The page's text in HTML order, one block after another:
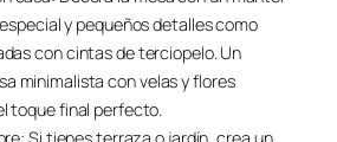
y pequeños detalles como
con cintas de terciopelo. Un
minimalista con velas y flores
toque final perfecto.